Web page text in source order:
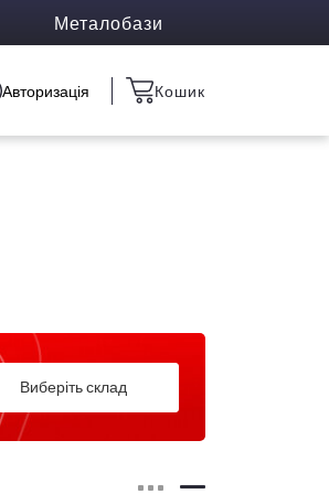
Металобази
Авторизація Кошик
Виберіть склад